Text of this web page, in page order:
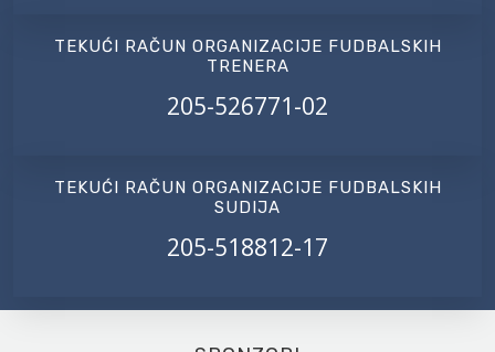
TEKUĆI RAČUN ORGANIZACIJE FUDBALSKIH
TRENERA
205-526771-02
TEKUĆI RAČUN ORGANIZACIJE FUDBALSKIH
SUDIJA
205-518812-17